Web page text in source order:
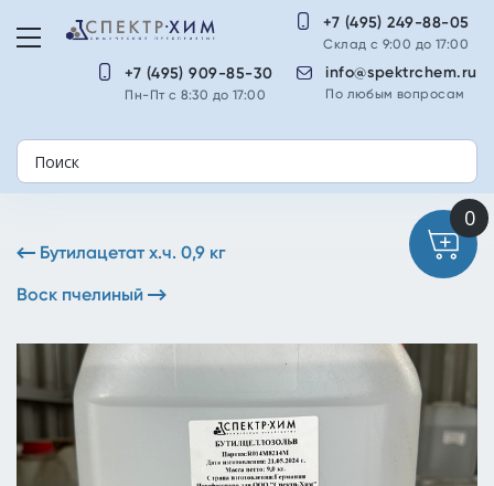
info@spektrchem.ru
По любым вопросам
+7 (495) 249-88-05
Склад с 9:00 до 17:00
+7 (495) 909-85-30
Пн-Пт с 8:30 до 17:00
Бутилацетат х.ч. 0,9 кг
Воск пчелиный